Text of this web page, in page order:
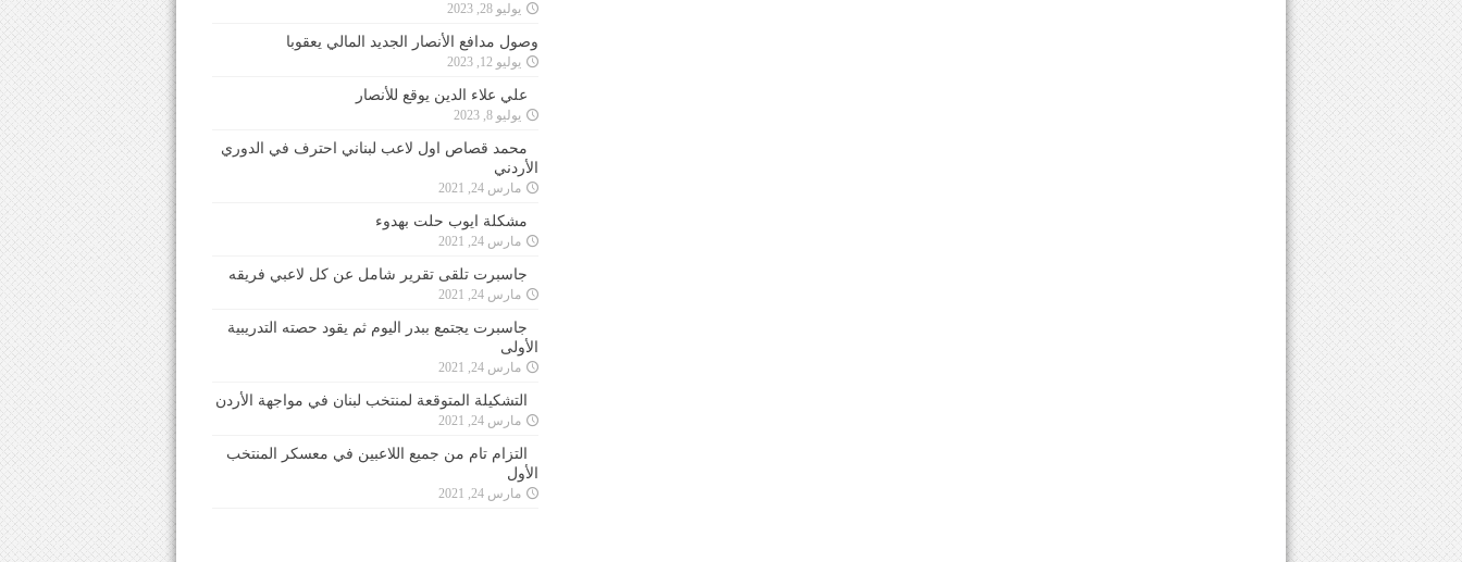
يوليو 28, 2023
وصول مدافع الأنصار الجديد المالي يعقوبا
يوليو 12, 2023
علي علاء الدين يوقع للأنصار
يوليو 8, 2023
محمد قصاص اول لاعب لبناني احترف في الدوري
الأردني
مارس 24, 2021
مشكلة ايوب حلت بهدوء
مارس 24, 2021
جاسبرت تلقى تقرير شامل عن كل لاعبي فريقه
مارس 24, 2021
جاسبرت يجتمع ببدر اليوم ثم يقود حصته التدريبية
الأولى
مارس 24, 2021
التشكيلة المتوقعة لمنتخب لبنان في مواجهة الأردن
مارس 24, 2021
التزام تام من جميع اللاعبين في معسكر المنتخب
الأول
مارس 24, 2021